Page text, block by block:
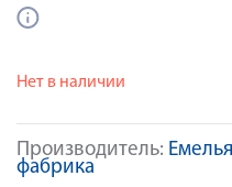
Производитель:
фабрика
Нет в наличии